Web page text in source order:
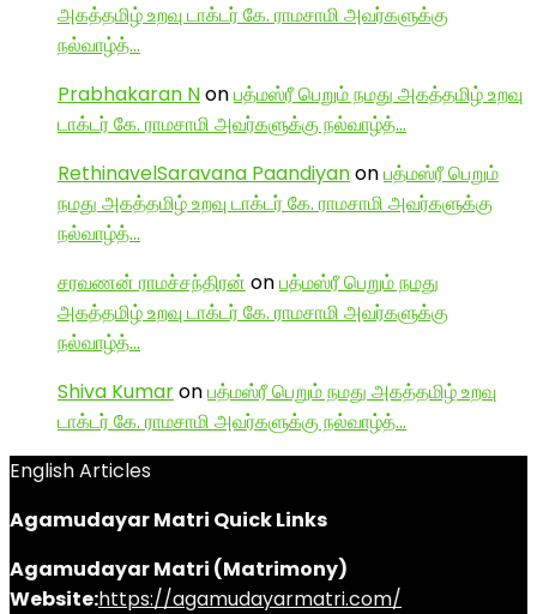
அகத்தமிழ் உறவு டாக்டர் கே. ராமசாமி அவர்களுக்கு
நல்வாழ்த்…
Prabhakaran Nonபத்மஸ்ரீ பெறும் நமது அகத்தமிழ் உறவு
டாக்டர் கே. ராமசாமி அவர்களுக்கு நல்வாழ்த்…
RethinavelSaravana Paandiyanonபத்மஸ்ரீ பெறும்
நமது அகத்தமிழ் உறவு டாக்டர் கே. ராமசாமி அவர்களுக்கு
நல்வாழ்த்…
சரவணன் ராமச்சந்திரன் onபத்மஸ்ரீ பெறும் நமது
அகத்தமிழ் உறவு டாக்டர் கே. ராமசாமி அவர்களுக்கு
நல்வாழ்த்…
Shiva Kumaronபத்மஸ்ரீ பெறும் நமது அகத்தமிழ் உறவு
டாக்டர் கே. ராமசாமி அவர்களுக்கு நல்வாழ்த்…
English Articles
Agamudayar Matri Quick Links
Agamudayar Matri (Matrimony)
Website:https://agamudayarmatri.com/